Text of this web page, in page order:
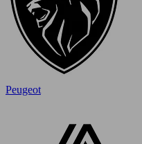
Peugeot